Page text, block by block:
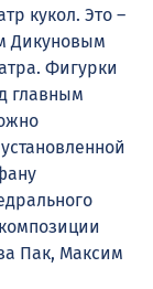
кукол. Это –
Дикуновым
Фигурки
главным
Пак, Максим